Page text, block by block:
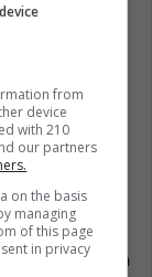
miedo que
desapareció
que un
y 18 años
ahora espera
from
device
with 210
our partners
on the basis
managing
of this page
in privacy